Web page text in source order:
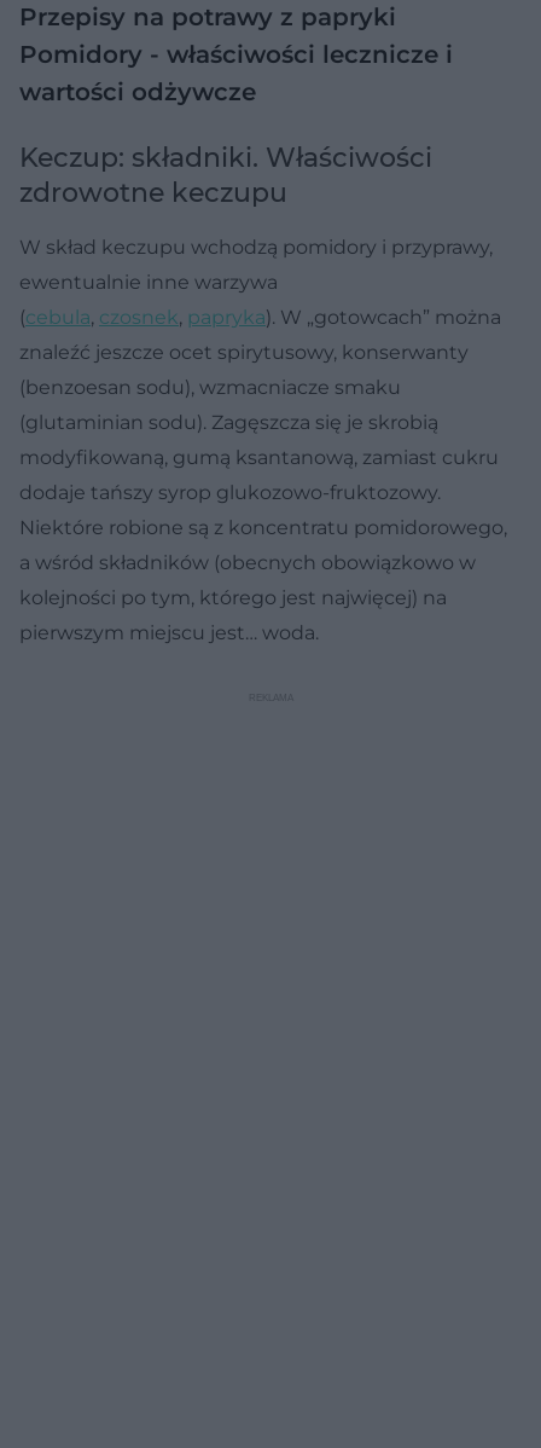
Przepisy na potrawy z papryki
Pomidory - właściwości lecznicze i
wartości odżywcze
Keczup: składniki. Właściwości
zdrowotne keczupu
W skład keczupu wchodzą pomidory i przyprawy,
ewentualnie inne warzywa
(cebula, czosnek, papryka). W „gotowcach” można
znaleźć jeszcze ocet spirytusowy, konserwanty
(benzoesan sodu), wzmacniacze smaku
(glutaminian sodu). Zagęszcza się je skrobią
modyfikowaną, gumą ksantanową, zamiast cukru
dodaje tańszy syrop glukozowo-fruktozowy.
Niektóre robione są z koncentratu pomidorowego,
a wśród składników (obecnych obowiązkowo w
kolejności po tym, którego jest najwięcej) na
pierwszym miejscu jest… woda.